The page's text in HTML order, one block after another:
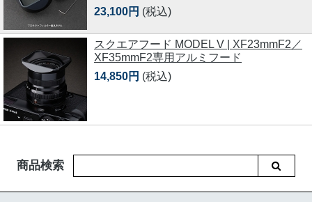
23,100円 (税込)
スクエアフード MODEL V | XF23mmF2／
XF35mmF2専用アルミフード
14,850円 (税込)
商品検索